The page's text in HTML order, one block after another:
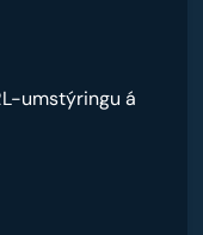
umstýringu á